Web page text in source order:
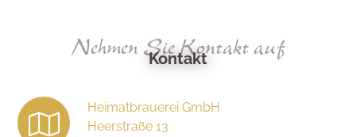
Nehmen Sie Kontakt auf
Kontakt
Heimatbrauerei GmbH
Heerstraße 13